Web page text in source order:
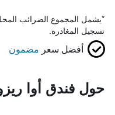
*يشمل المجموع الضرائب
تسجيل المغادرة.
أفضل سعر مضمون
حول فندق أوا